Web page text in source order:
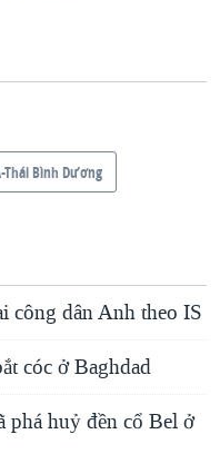
Thái Bình Dương
công dân Anh theo IS
cóc ở Baghdad
phá huỷ đền cổ Bel ở